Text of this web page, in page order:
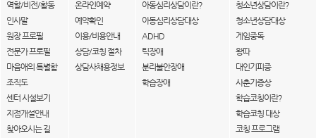
역할/비전/활동
인사말
원장 프로필
전문가 프로필
마음애의 특별함
조직도
센터 시설보기
지점개설안내
찾아오시는 길
온라인예약
예약확인
이용/비용안내
상담/코칭 절차
상담사채용정보
아동심리상담이란?
아동심리상담대상
ADHD
틱장애
분리불안장애
학습장애
청소년상담이란?
청소년상담대상
게임중독
왕따
대인기피증
사춘기증상
학습코칭이란?
학습코칭 대상
코칭 프로그램